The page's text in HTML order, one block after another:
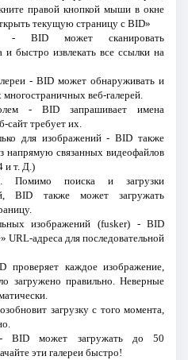
правой кнопкой мыши в окне
текущую страницу с BID»
- BID может сканировать
быстро извлекать все ссылки на
- BID может обнаруживать и
веб-галерей.
- BID запрашивает имена
сайт требует их.
для изображений - BID также
напрямую связанных видеофайлов
и т. Д.)
Помимо поиска и загрузки
BID также может загружать
изображений (fusker) - BID
адреса для последовательной
проверяет каждое изображение,
загружено правильно. Неверные
загрузку с того момента,
- BID может загружать до 50
эти галереи быстро!